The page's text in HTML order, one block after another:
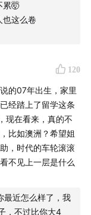
累🤯
也这么卷
120
的07年出生，家里
经踏上了留学这条
现在看来，真的不
比如澳洲？希望姐
，时代的车轮滚滚
不见上一层是什么
最近怎么样了，我
，不过比你大4